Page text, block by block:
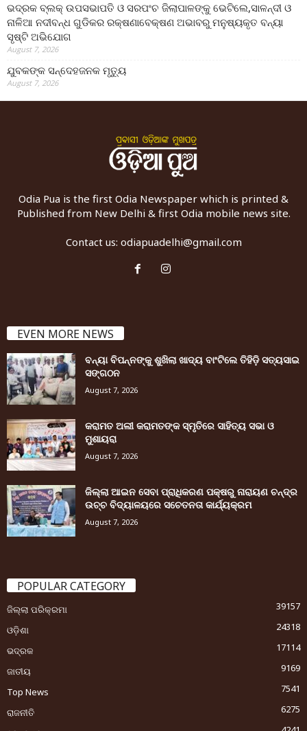
ଭଦ୍ରକ ବ୍ଲକ୍ ଉପସଭାପତି ଓ ସରପଂଚ ଜିଲାପାଳଙ୍କୁ ଭେଟିଲେ,ସାଳନ୍ଦୀ ଓ
ନାଳିଆ ନଦୀବନ୍ଧ ଗୁଡିକର ରକ୍ଷଣାବେକ୍ଷଣ ଅଭାବରୁ ମନୁଷ୍ୟକୃତ ବନ୍ୟା
ସୃଷ୍ଟି ଅଭିଯୋଗ
August 7, 2026
ଯୁବକଙ୍କ ସନ୍ଦେହଜନକ ମୃତ୍ୟୁ
August 7, 2026
Odia Pua is the first Odia Newspaper which is printed &
Published from New Delhi & first Odia mobile news site.
Contact us: odiapuadelhi@gmail.com
EVEN MORE NEWS
ବନ୍ୟା ବିପନ୍ନଙ୍କୁ ଶୁଖିଲା ଖାଦ୍ୟ ବାଂଟିଲେ ତିହିଡି଼ ସତ୍ୟସାଇ
ସଙ୍ଗଠନ
August 7, 2026
କରାମତ ଅଲୀ କରାମତଙ୍କ ସ୍ମୃତିରେ ସାହିତ୍ୟ ସଭା ଓ
ମୁଶାୟରା
August 7, 2026
ଜିଲ୍ଲା ଆଇନ ସେବା ପ୍ରାଧିକରଣ ପକ୍ଷରୁ ନାରାୟଣ ଚନ୍ଦ୍ର
ଉଚ୍ଚ ବିଦ୍ୟାଳୟରେ ସଚେତନତା କାର୍ଯ୍ୟକ୍ରମ
August 7, 2026
POPULAR CATEGORY
ଜିଲ୍ଲା ପରିକ୍ରମା
39157
ଓଡ଼ିଶା
24318
ଭଦ୍ରକ
17114
ଜାତୀୟ
9169
Top News
7541
ରାଜନୀତି
6275